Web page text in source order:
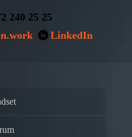
240 25 25
LinkedIn